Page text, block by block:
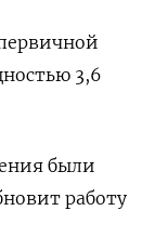
3,6
были
работу